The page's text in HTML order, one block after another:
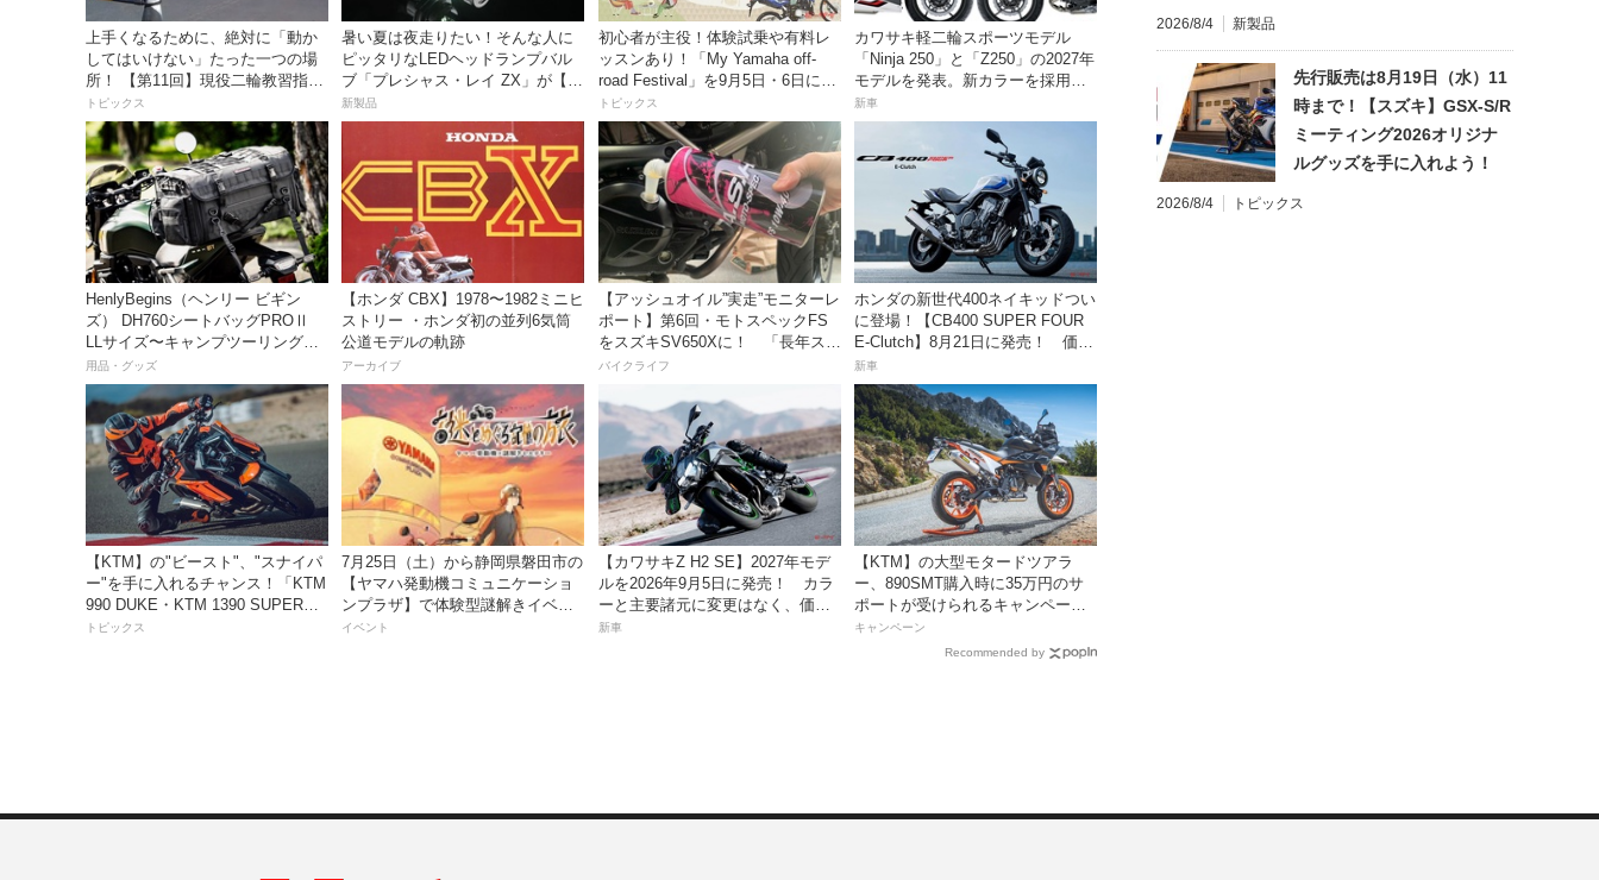
上手くなるために、絶対に「動か
してはいけない」たった一つの場
所！ 【第11回】現役二輪教習指導
員YouTuberばくのライテク講座
トピックス
暑い夏は夜走りたい！そんな人に
ピッタリなLEDヘッドランプバル
ブ「プレシャス・レイ ZX」が【デ
イトナ】から登場
新製品
初心者が主役！体験試乗や有料レ
ッスンあり！「My Yamaha off-
road Festival」を9月5日・6日にオ
ンタケエクスプローラーパークで
実施！
トピックス
カワサキ軽二輪スポーツモデル
「Ninja 250」と「Z250」の2027年
モデルを発表。新カラーを採用し9
月5日より発売！
新車
HenlyBegins（ヘンリー ビギン
ズ） DH760シートバッグPROⅡ
LLサイズ〜キャンプツーリングに
も安心の大容量ツアーバッグ〜
用品・グッズ
【ホンダ CBX】1978〜1982ミニヒ
ストリー ・ホンダ初の並列6気筒
公道モデルの軌跡
アーカイブ
【アッシュオイル”実走”モニターレ
ポート】第6回・モトスペックFS
をスズキSV650Xに！ 「長年スト
レスだったシフトの固さがコレの
バイクライフ
ホンダの新世代400ネイキッドつい
に登場！【CB400 SUPER FOUR
E-Clutch】8月21日に発売！ 価格
99万8800円
新車
【KTM】の"ビースト"、"スナイパ
ー"を手に入れるチャンス！「KTM
990 DUKE・KTM 1390 SUPER
DUKE R EVO 購入サポートキャン
トピックス
7月25日（土）から静岡県磐田市の
【ヤマハ発動機コミュニケーショ
ンプラザ】で体験型謎解きイベン
トを開催！
イベント
【カワサキZ H2 SE】2027年モデ
ルを2026年9月5日に発売！ カラ
ーと主要諸元に変更はなく、価格
は据え置きの247万5000円！
新車
【KTM】の大型モタードツアラ
ー、890SMT購入時に35万円のサ
ポートが受けられるキャンペーン
を実施中！
キャンペーン
Recommended by
2026/8/4 新製品
先行販売は8月19日（水）11
時まで！【スズキ】GSX-S/R
ミーティング2026オリジナ
ルグッズを手に入れよう！
2026/8/4 トピックス